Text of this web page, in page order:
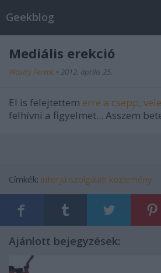
Geekblog
Mediális erekció
Wostry Ferenc • 2012. április 25.
El is felejtettem erre a csepp,
felhívni a figyelmet... Asszem
Címkék: interjú szolgálati közlemény
Ajánlott bejegyzések: